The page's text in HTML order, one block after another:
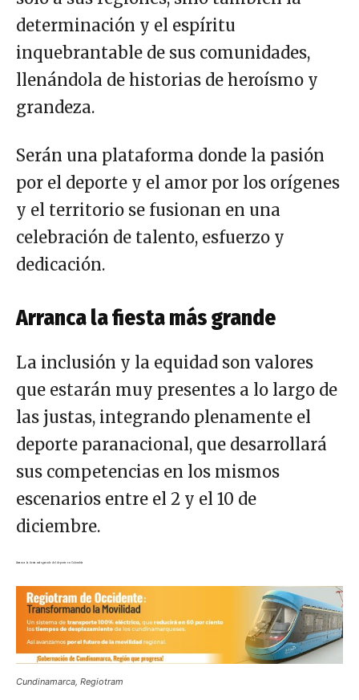
determinación y el espíritu
inquebrantable de sus comunidades,
llenándola de historias de heroísmo y
grandeza.
Serán una plataforma donde la pasión
por el deporte y el amor por los orígenes
y el territorio se fusionan en una
celebración de talento, esfuerzo y
dedicación.
Arranca la fiesta más grande
La inclusión y la equidad son valores
que estarán muy presentes a lo largo de
las justas, integrando plenamente el
deporte paranacional, que desarrollará
sus competencias en los mismos
escenarios entre el 2 y el 10 de
diciembre.
Arranca la fiesta más grande del deporte en Colombia
Cundinamarca, Regiotram